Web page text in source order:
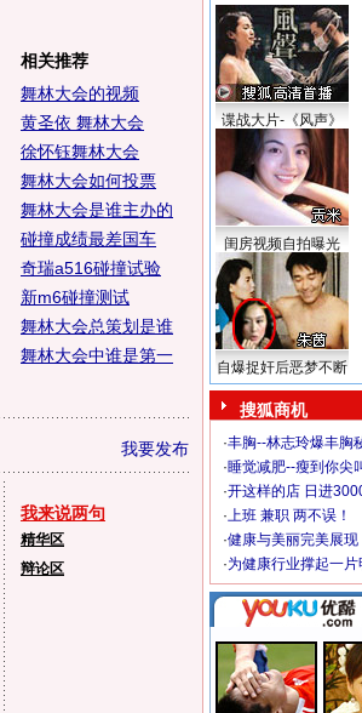
相关推荐
舞林大会的视频
黄圣依 舞林大会
徐怀钰舞林大会
舞林大会如何投票
舞林大会是谁主办的
碰撞成绩最差国车
奇瑞a516碰撞试验
新m6碰撞测试
舞林大会总策划是谁
舞林大会中谁是第一
我要发布
我来说两句
精华区
辩论区
谍战大片-《风声》
闺房视频自拍曝光
自爆捉奸后恶梦不断
搜狐商机
·丰胸--林志玲爆丰胸
·睡觉减肥--瘦到你尖
·开这样的店 日进
·上班 兼职 两不误！
·健康与美丽完美展现
·为健康行业撑起一片